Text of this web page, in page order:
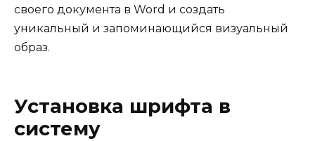
своего документа в Word и создать
уникальный и запоминающийся визуальный
образ.
Установка шрифта в
систему